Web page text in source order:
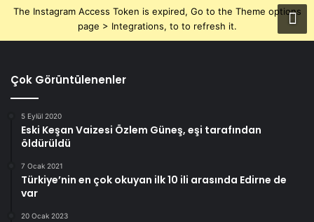
The Instagram Access Token is expired, Go to the Theme options
page > Integrations, to to refresh it.
Çok Görüntülenenler
5 Eylül 2020
Eski Keşan Vaizesi Özlem Güneş, eşi tarafından
öldürüldü
7 Ocak 2021
Türkiye’nin en çok okuyan ilk 10 ili arasında Edirne de
var
20 Ocak 2023